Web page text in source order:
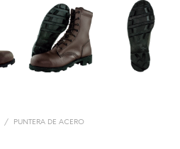
/ PUNTERA DE ACERO